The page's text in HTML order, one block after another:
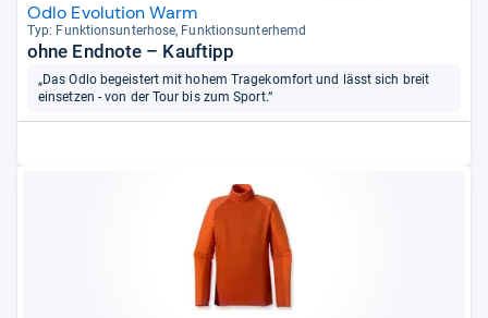
Odlo Evolution Warm
Typ: Funk­ti­ons­un­ter­hose, Funk­ti­ons­un­ter­hemd
ohne Endnote – Kauftipp
„Das Odlo begeistert mit hohem Tragekomfort und lässt sich breit
einsetzen - von der Tour bis zum Sport.“